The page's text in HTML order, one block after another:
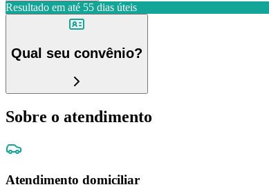
Resultado em até 55 dias úteis
Qual seu convênio?
Sobre o atendimento
Atendimento domiciliar